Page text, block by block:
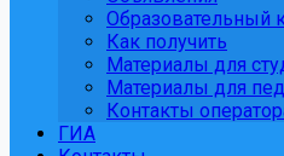
Образовательный
Как получить
Материалы для
Материалы для
Контакты
ГИА